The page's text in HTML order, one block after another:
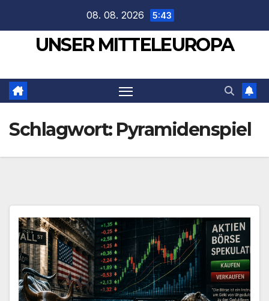
springen
08. 08. 2026 5:43
UNSER MITTELEUROPA
Schlagwort: Pyramidenspiel